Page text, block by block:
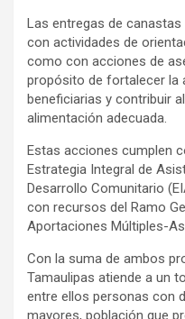
Las entregas de
con actividades de
como con acciones de
propósito de fortalecer la
beneficiarias y contribuir
alimentación adecuada.
Estas acciones cumplen
Estrategia Integral de
Desarrollo Comunitario
con recursos del Ramo
Aportaciones Múltiples-
Con la suma de ambos
Tamaulipas atiende a un
entre ellos personas con
mayores, población que